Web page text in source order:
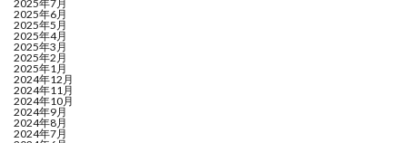
2025年7月
2025年6月
2025年5月
2025年4月
2025年3月
2025年2月
2025年1月
2024年12月
2024年11月
2024年10月
2024年9月
2024年8月
2024年7月